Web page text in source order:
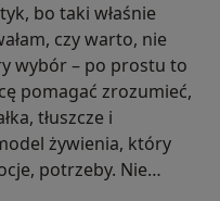
bo taki właśnie
czy warto, nie
wybór – po prostu to
pomagać zrozumieć,
tłuszcze i
żywienia, który
potrzeby. Nie
miesięczną dietę, by